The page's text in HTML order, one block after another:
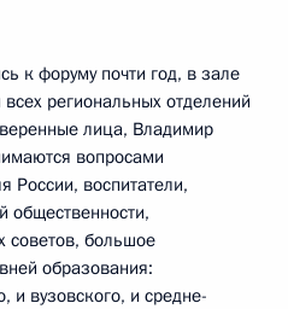
к форуму почти год, в зале
всех региональных отделений
лица, Владимир
вопросами
России, воспитатели,
общественности,
советов, большое
образования:
и вузовского, и средне-